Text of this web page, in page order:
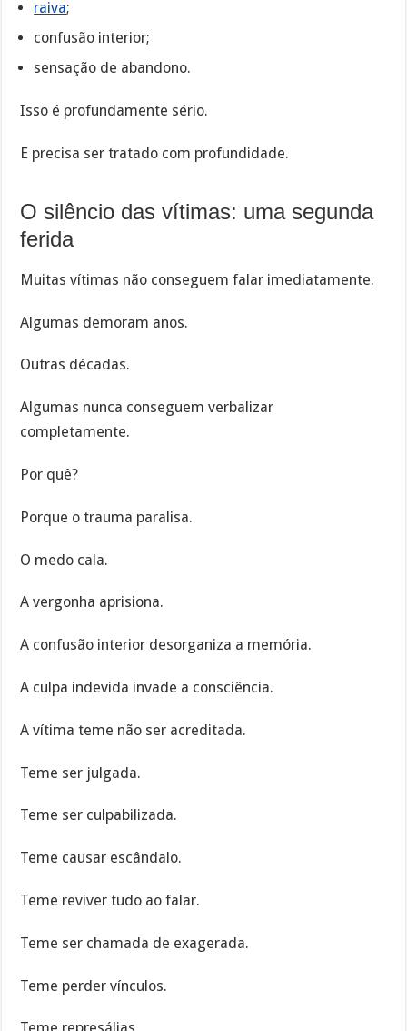
raiva;
confusão interior;
sensação de abandono.
Isso é profundamente sério.
E precisa ser tratado com profundidade.
O silêncio das vítimas: uma segunda
ferida
Muitas vítimas não conseguem falar imediatamente.
Algumas demoram anos.
Outras décadas.
Algumas nunca conseguem verbalizar
completamente.
Por quê?
Porque o trauma paralisa.
O medo cala.
A vergonha aprisiona.
A confusão interior desorganiza a memória.
A culpa indevida invade a consciência.
A vítima teme não ser acreditada.
Teme ser julgada.
Teme ser culpabilizada.
Teme causar escândalo.
Teme reviver tudo ao falar.
Teme ser chamada de exagerada.
Teme perder vínculos.